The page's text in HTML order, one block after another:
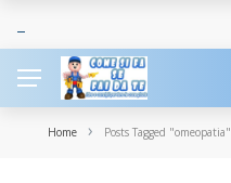
Home › Posts Tagged "omeopatia"